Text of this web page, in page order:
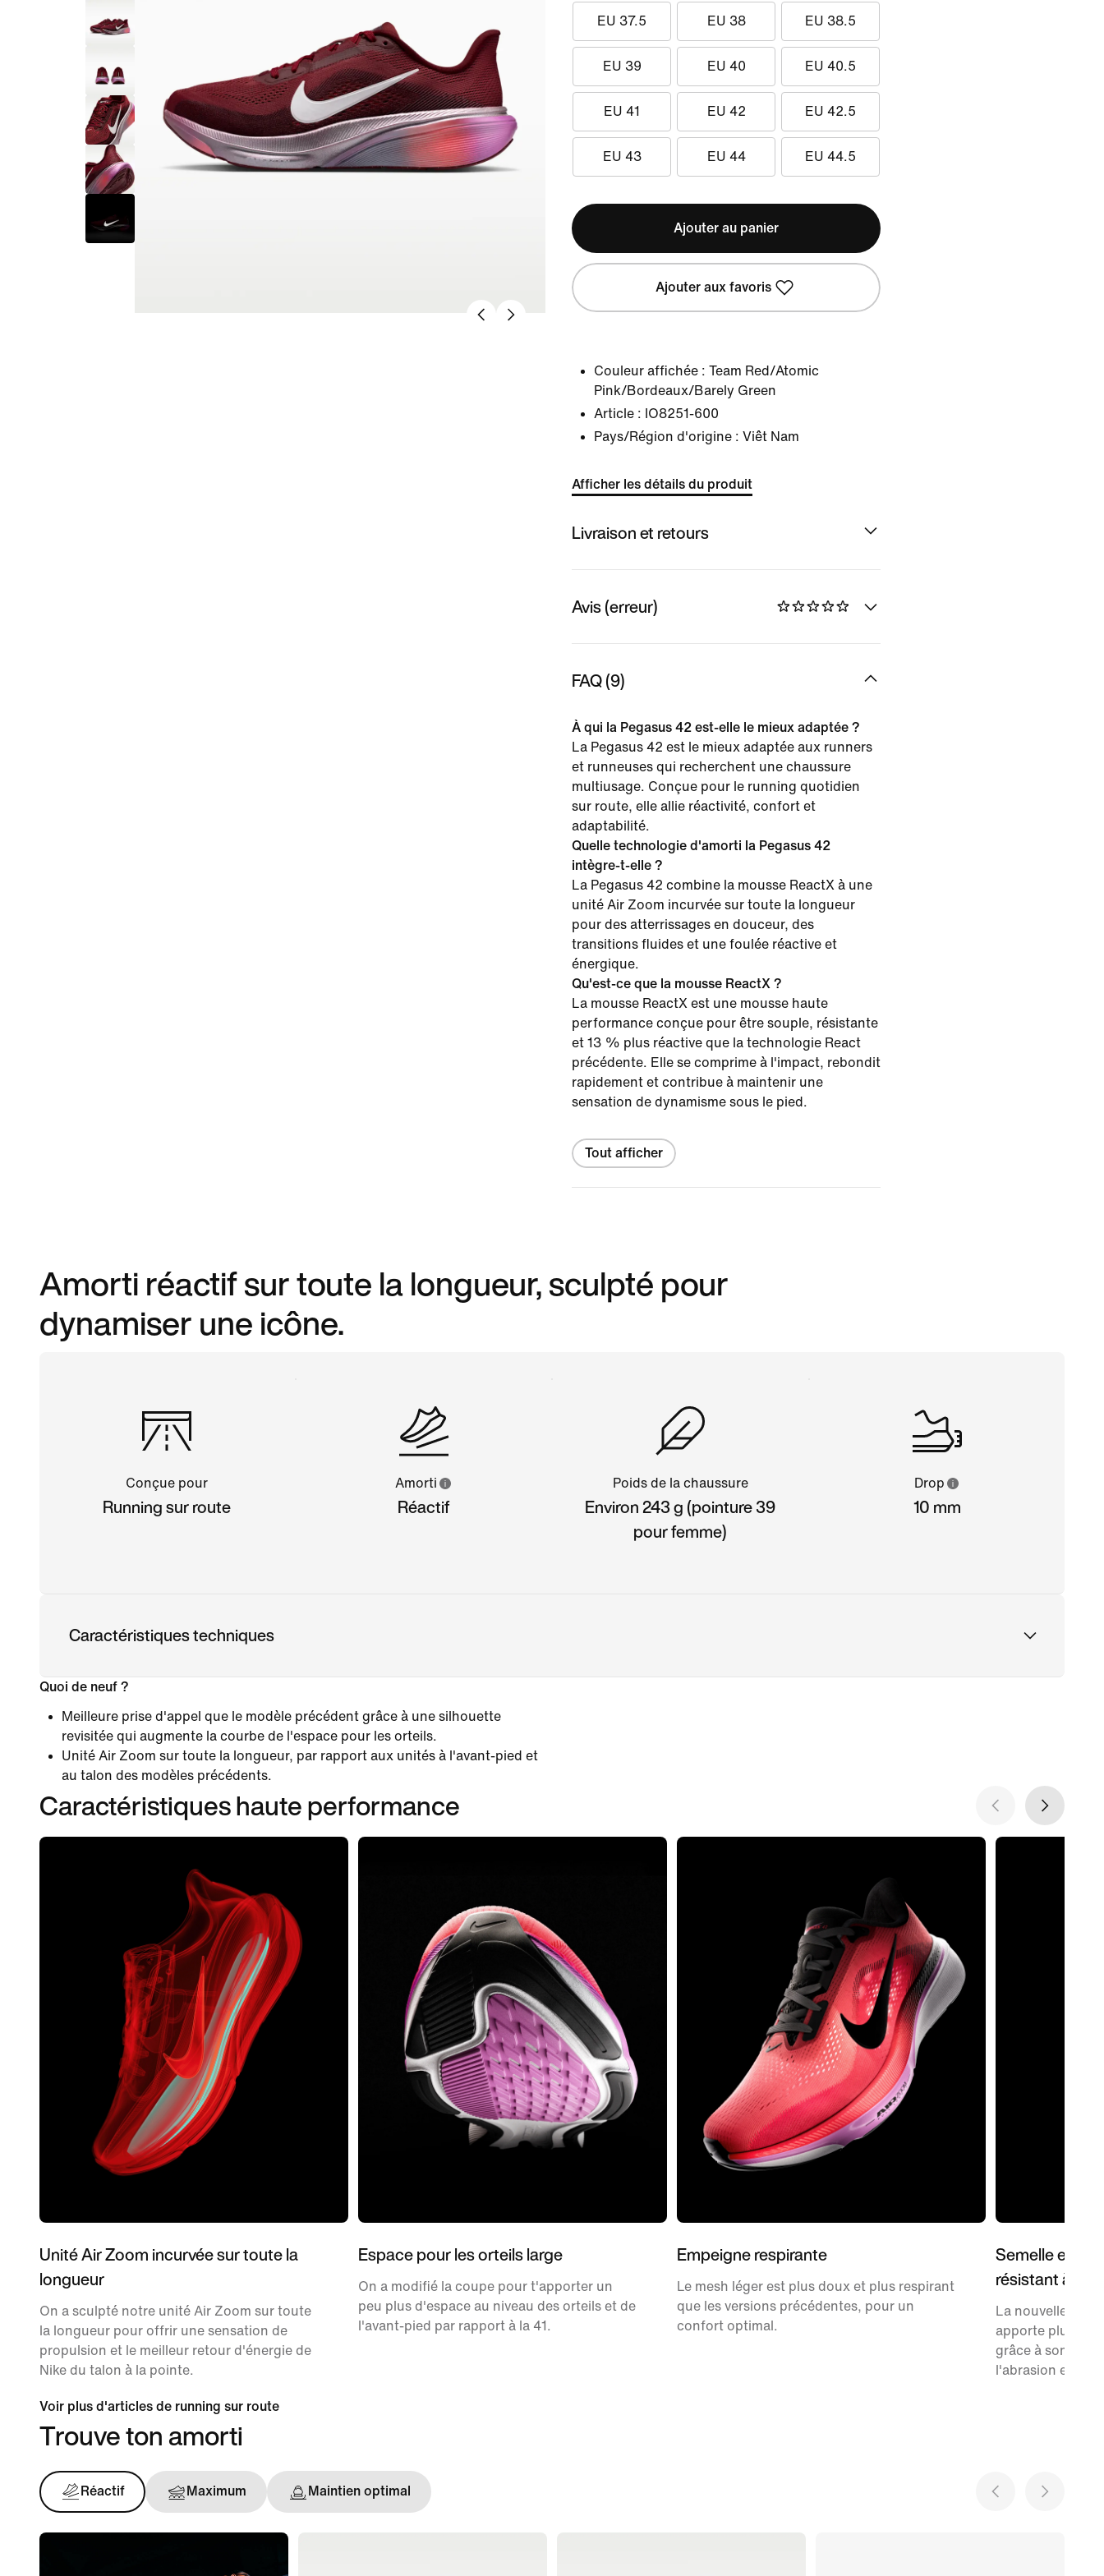
EU 37.5 EU 38 EU 38.5
EU 39 EU 40 EU 40.5
EU 41 EU 42 EU 42.5
EU 43 EU 44 EU 44.5
Ajouter au panier
Ajouter aux favoris
Couleur affichée : Team Red/Atomic
Pink/Bordeaux/Barely Green
Article : IO8251-600
Pays/Région d'origine : Viêt Nam
Afficher les détails du produit
Livraison et retours
Avis (erreur)
FAQ (9)
À qui la Pegasus 42 est-elle le mieux adaptée ?
La Pegasus 42 est le mieux adaptée aux runners
et runneuses qui recherchent une chaussure
multiusage. Conçue pour le running quotidien
sur route, elle allie réactivité, confort et
adaptabilité.
Quelle technologie d'amorti la Pegasus 42
intègre-t-elle ?
La Pegasus 42 combine la mousse ReactX à une
unité Air Zoom incurvée sur toute la longueur
pour des atterrissages en douceur, des
transitions fluides et une foulée réactive et
énergique.
Qu'est-ce que la mousse ReactX ?
La mousse ReactX est une mousse haute
performance conçue pour être souple, résistante
et 13 % plus réactive que la technologie React
précédente. Elle se comprime à l'impact, rebondit
rapidement et contribue à maintenir une
sensation de dynamisme sous le pied.
Tout afficher
Amorti réactif sur toute la longueur, sculpté pour
dynamiser une icône.
Conçue pour
Running sur route
Amorti
Réactif
Poids de la chaussure
Environ 243 g (pointure 39
pour femme)
Drop
10 mm
Caractéristiques techniques
Quoi de neuf ?
Meilleure prise d'appel que le modèle précédent grâce à une silhouette
revisitée qui augmente la courbe de l'espace pour les orteils.
Unité Air Zoom sur toute la longueur, par rapport aux unités à l'avant-pied et
au talon des modèles précédents.
Caractéristiques haute performance
Unité Air Zoom incurvée sur toute la
longueur
On a sculpté notre unité Air Zoom sur toute
la longueur pour offrir une sensation de
propulsion et le meilleur retour d'énergie de
Nike du talon à la pointe.
Espace pour les orteils large
On a modifié la coupe pour t'apporter un
peu plus d'espace au niveau des orteils et de
l'avant-pied par rapport à la 41.
Empeigne respirante
Le mesh léger est plus doux et plus respirant
que les versions précédentes, pour un
confort optimal.
Semelle
résistant à
La nouvelle
apporte plus
grâce à son
l'abrasion et à
Voir plus d'articles de running sur route
Trouve ton amorti
Réactif Maximum Maintien optimal